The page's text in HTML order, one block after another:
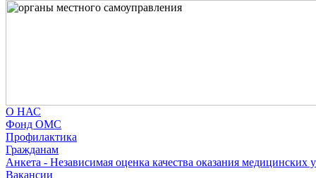
О НАС
Фонд ОМС
Профилактика
Гражданам
Анкета - Независимая оценка качества оказания медицинских
Вакансии